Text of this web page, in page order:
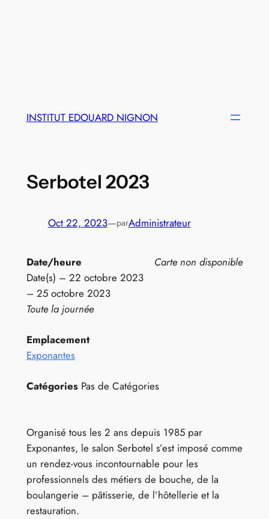
INSTITUT EDOUARD NIGNON
Serbotel 2023
Oct 22, 2023—parAdministrateur
Carte non disponible
Date/heure
Date(s) – 22 octobre 2023
– 25 octobre 2023
Toute la journée
Emplacement
Exponantes
CatégoriesPas de Catégories
Organisé tous les 2 ans depuis 1985 par
Exponantes, le salon Serbotel s’est imposé comme
un rendez-vous incontournable pour les
professionnels des métiers de bouche, de la
boulangerie – pâtisserie, de l’hôtellerie et la
restauration.